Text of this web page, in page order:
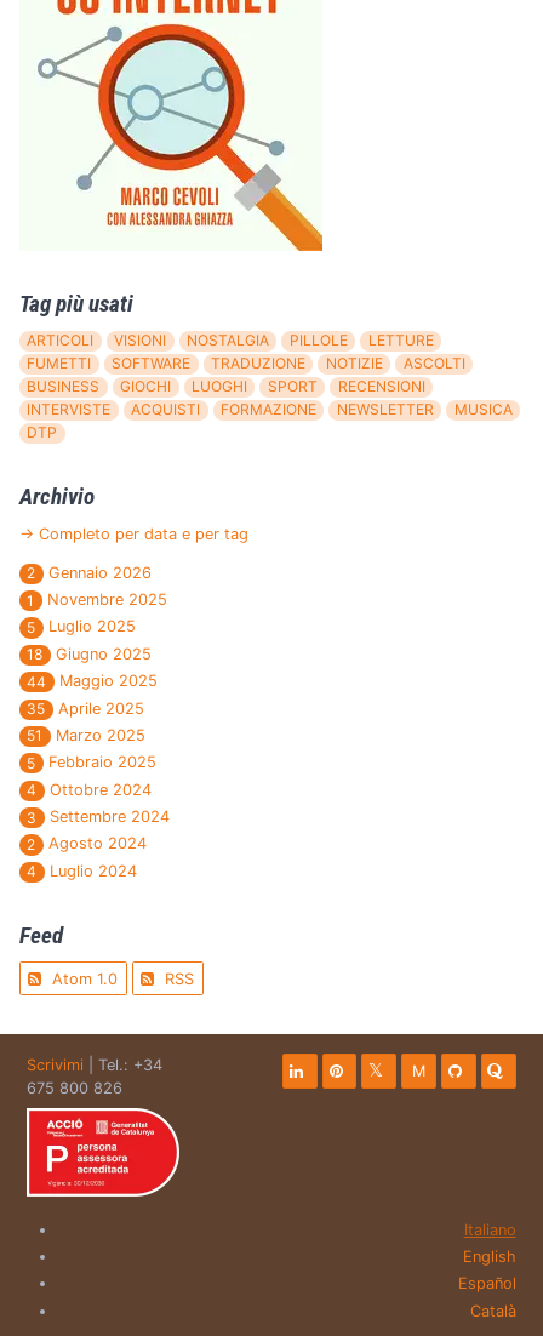
Tag più usati
ARTICOLI VISIONI NOSTALGIA PILLOLE
LETTURE
FUMETTI
SOFTWARE TRADUZIONE NOTIZIE
ASCOLTI
BUSINESS
GIOCHI LUOGHI SPORT
RECENSIONI
INTERVISTE
ACQUISTI FORMAZIONE NEWSLETTER
MUSICA
DTP
Archivio
→ Completo per data e per tag
2
Gennaio 2026
1
Novembre 2025
5
Luglio 2025
18
Giugno 2025
44
Maggio 2025
35
Aprile 2025
51
Marzo 2025
5
Febbraio 2025
4
Ottobre 2024
3
Settembre 2024
2
Agosto 2024
4
Luglio 2024
Feed
Atom 1.0 RSS
Scrivimi | Tel.: +34
675 800 826
M
Italiano
English
Español
Català